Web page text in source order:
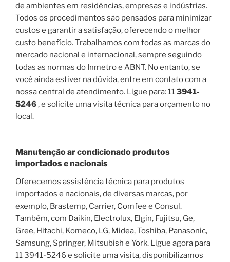
de ambientes em residências, empresas e indústrias.
Todos os procedimentos são pensados para minimizar
custos e garantir a satisfação, oferecendo o melhor
custo benefício. Trabalhamos com todas as marcas do
mercado nacional e internacional, sempre seguindo
todas as normas do Inmetro e ABNT. No entanto, se
você ainda estiver na dúvida, entre em contato com a
nossa central de atendimento. Ligue para: 113941-
5246, e solicite uma visita técnica para orçamento no
local.
Manutenção ar condicionado produtos
importados e nacionais
Oferecemos assistência técnica para produtos
importados e nacionais, de diversas marcas, por
exemplo, Brastemp, Carrier, Comfee e Consul.
Também, com Daikin, Electrolux, Elgin, Fujitsu, Ge,
Gree, Hitachi, Komeco, LG, Midea, Toshiba, Panasonic,
Samsung, Springer, Mitsubish e York. Ligue agora para
11 3941-5246 e solicite uma visita, disponibilizamos